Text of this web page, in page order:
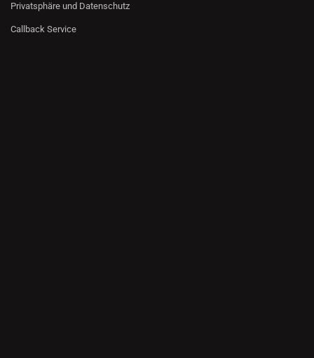
Privatsphäre und Datenschutz
Callback Service